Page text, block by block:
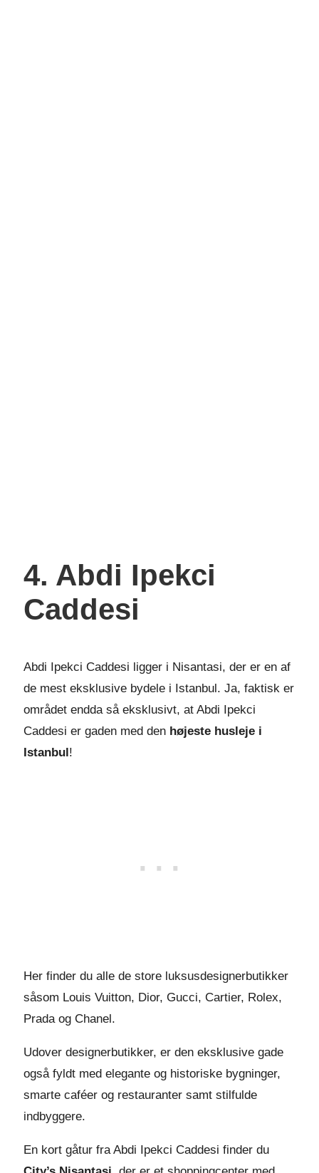
4. Abdi Ipekci
Caddesi
Abdi Ipekci Caddesi ligger i Nisantasi, der er en af
de mest eksklusive bydele i Istanbul. Ja, faktisk er
området endda så eksklusivt, at Abdi Ipekci
Caddesi er gaden med den højeste husleje i
Istanbul!
Her finder du alle de store luksusdesignerbutikker
såsom Louis Vuitton, Dior, Gucci, Cartier, Rolex,
Prada og Chanel.
Udover designerbutikker, er den eksklusive gade
også fyldt med elegante og historiske bygninger,
smarte caféer og restauranter samt stilfulde
indbyggere.
En kort gåtur fra Abdi Ipekci Caddesi finder du